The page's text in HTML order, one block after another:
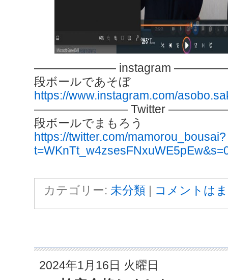
——————— instagram
段ボールであそぼ
https://www.instagram.com/
———————— Twitter
段ボールでまもろう
https://twitter.com/mamorou_bousai?
カテゴリー: 未分類 | コメントは
2024年1月16日 火曜日